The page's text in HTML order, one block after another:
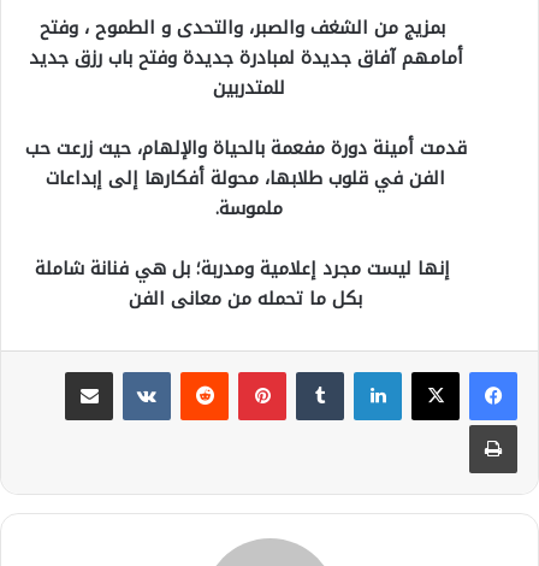
بمزيج من الشغف والصبر، والتحدى و الطموح ، وفتح
أمامهم آفاق جديدة لمبادرة جديدة وفتح باب رزق جديد
للمتدربين
قدمت أمينة دورة مفعمة بالحياة والإلهام، حيث زرعت حب
الفن في قلوب طلابها، محولة أفكارها إلى إبداعات
ملموسة.
إنها ليست مجرد إعلامية ومدربة؛ بل هي فنانة شاملة
بكل ما تحمله من معانى الفن
لينكدإن بينتيريست
مشاركة عبر البريد
طباعة